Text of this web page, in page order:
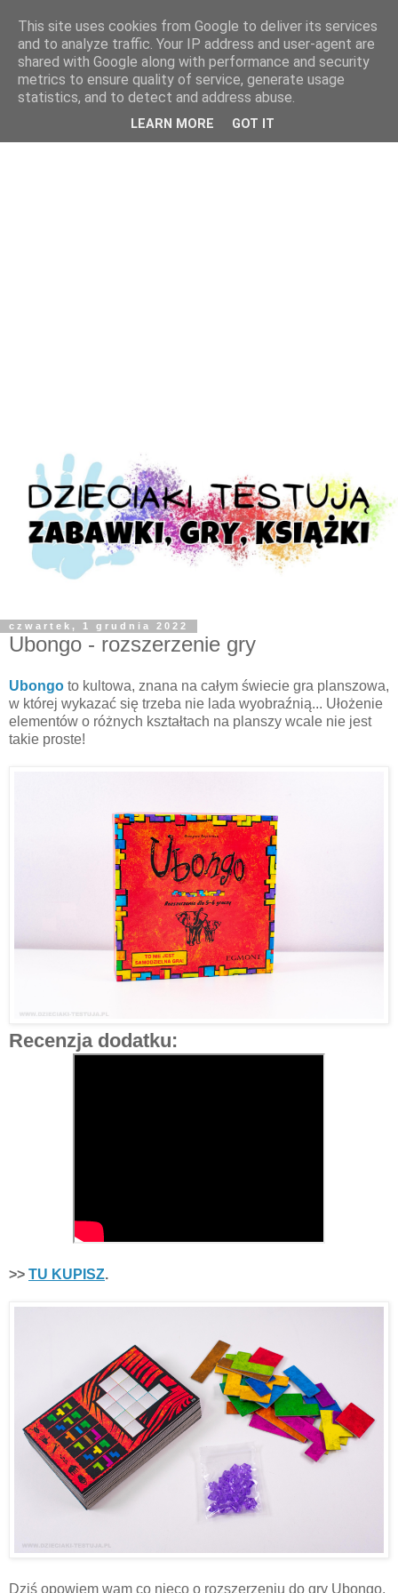
czwartek, 1 grudnia 2022
Ubongo - rozszerzenie gry
Ubongo to kultowa, znana na całym świecie gra planszowa,
w której wykazać się trzeba nie lada wyobraźnią... Ułożenie
elementów o różnych kształtach na planszy wcale nie jest
takie proste!
Recenzja dodatku:
>> TU KUPISZ.
Dziś opowiem wam co nieco o rozszerzeniu do gry Ubongo,
This site uses cookies from Google to deliver its services
and to analyze traffic. Your IP address and user-agent are
shared with Google along with performance and security
metrics to ensure quality of service, generate usage
statistics, and to detect and address abuse.
LEARN MORE GOT IT